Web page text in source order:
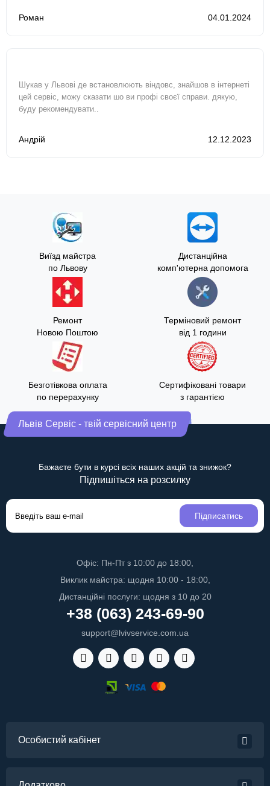
Роман 04.01.2024
Шукав у Львові де встановлюють віндовс, знайшов в інтернеті
цей сервіс, можу сказати шо ви профі своєї справи. дякую,
буду рекомендувати..
Андрій 12.12.2023
Виїзд майстра
по Львову
Дистанційна
комп'ютерна допомога
Ремонт
Новою Поштою
Терміновий ремонт
від 1 години
Безготівкова оплата
по перерахунку
Сертифіковані товари
з гарантією
Львів Сервіс - твій сервісний центр
Бажаєте бути в курсі всіх наших акцій та знижок?
Підпишіться на розсилку
Підписатись
Офіс: Пн-Пт з 10:00 до 18:00,
Виклик майстра: щодня 10:00 - 18:00,
Дистанційні послуги: щодня з 10 до 20
+38 (063) 243-69-90
support@lvivservice.com.ua
Особистий кабінет